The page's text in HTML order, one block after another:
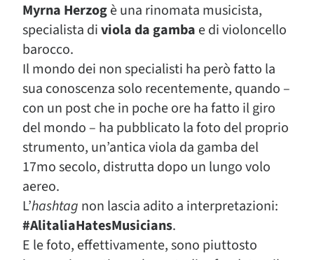
Myrna Herzogè una rinomata musicista,
specialista diviola da gamba e di violoncello
barocco.
Il mondo dei non specialisti ha però fatto la
sua conoscenza solo recentemente, quando –
con un post che in poche ore ha fatto il giro
del mondo – ha pubblicato la foto del proprio
strumento, un’antica viola da gamba del
17mo secolo, distrutta dopo un lungo volo
aereo.
L’hashtag non lascia adito a interpretazioni:
#AlitaliaHatesMusicians.
E le foto, effettivamente, sono piuttosto